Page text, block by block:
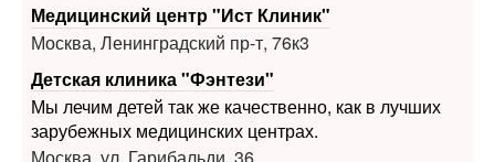
Медицинский центр "Ист Клиник"
Москва, Ленинградский пр-т, 76к3
Детская клиника "Фэнтези"
Мы лечим детей так же качественно, как в лучших
зарубежных медицинских центрах.